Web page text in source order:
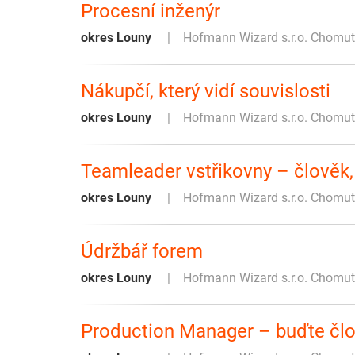
Procesní inženýr
okres Louny Hofmann Wizard s.r.o.
Nákupčí, který vidí souvislosti
okres Louny Hofmann Wizard s.r.o.
Teamleader vstřikovny –
okres Louny Hofmann Wizard s.r.o.
Údržbář forem
okres Louny Hofmann Wizard s.r.o.
Production Manager – buďte